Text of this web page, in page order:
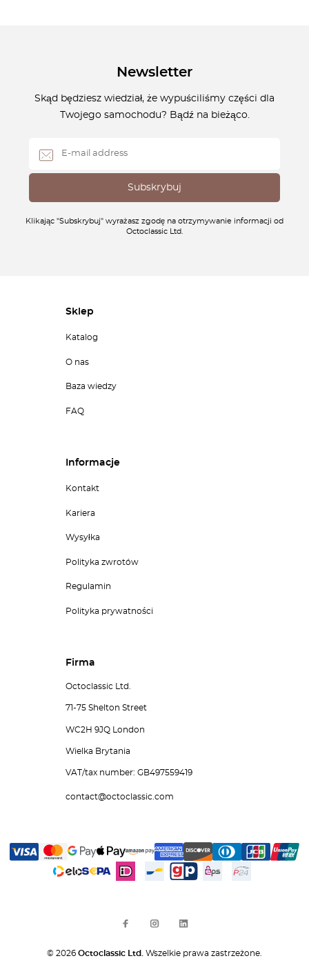
Newsletter
Skąd będziesz wiedział, że wypuściliśmy części dla
Twojego samochodu? Bądź na bieżąco.
Klikając "Subskrybuj" wyrażasz zgodę na otrzymywanie informacji od
Octoclassic Ltd.
Sklep
Katalog
O nas
Baza wiedzy
FAQ
Informacje
Kontakt
Kariera
Wysyłka
Polityka zwrotów
Regulamin
Polityka prywatności
Firma
Octoclassic Ltd.
71-75 Shelton Street
WC2H 9JQ London
Wielka Brytania
VAT/tax number: GB497559419
contact@octoclassic.com
© 2026 Octoclassic Ltd. Wszelkie prawa zastrzeżone.